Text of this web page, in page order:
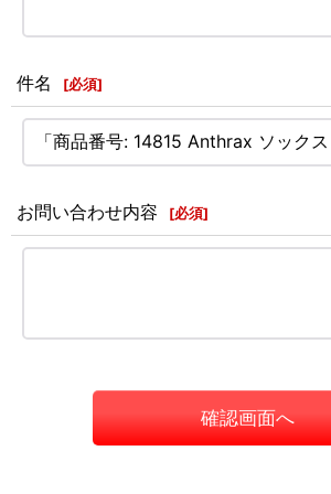
件名 [必須]
お問い合わせ内容 [必須]
確認画面へ